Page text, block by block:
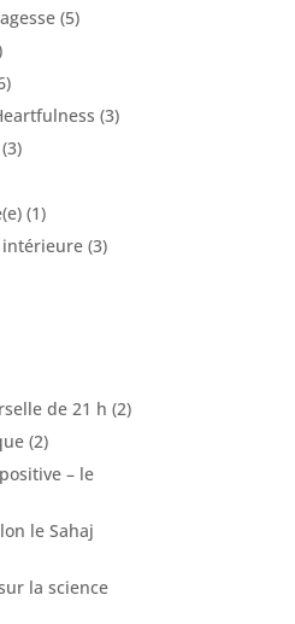
(5)
(3)
(3)
(1)
intérieure (3)
de 21 h (2)
(2)
– le
le Sahaj
la science